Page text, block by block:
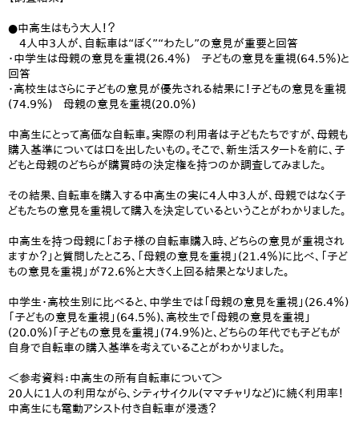
●中高生はもう大人！？
4人中3人が、自転車は“ぼく”“わたし”の意見が重要と回答
・中学生は母親の意見を重視(26.4％) 子どもの意見を重視(64.5％)と
回答
・高校生はさらに子どもの意見が優先される結果に！子どもの意見を重視
(74.9％) 母親の意見を重視(20.0％)
中高生にとって高価な自転車。実際の利用者は子どもたちですが、母親も
購入基準については口を出したいもの。そこで、新生活スタートを前に、子
どもと母親のどちらが購買時の決定権を持つのか調査してみました。
その結果、自転車を購入する中高生の実に4人中3人が、母親ではなく子
どもたちの意見を重視して購入を決定しているということがわかりました。
中高生を持つ母親に「お子様の自転車購入時、どちらの意見が重視され
ますか？」と質問したところ、「母親の意見を重視」(21.4％)に比べ、「子ど
もの意見を重視」が72.6％と大きく上回る結果となりました。
中学生・高校生別に比べると、中学生では「母親の意見を重視」(26.4％)
「子どもの意見を重視」(64.5％)、高校生で「母親の意見を重視」
(20.0％)「子どもの意見を重視」(74.9％)と、どちらの年代でも子どもが
自身で自転車の購入基準を考えていることがわかりました。
＜参考資料：中高生の所有自転車について＞
20人に1人の利用ながら、シティサイクル(ママチャリなど)に続く利用率！
中高生にも電動アシスト付き自転車が浸透？